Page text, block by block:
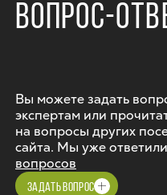
ВОПРОС-
Вы можете задать
экспертам или
на вопросы других
сайта. Мы уже
вопросов
ЗАДАТЬ ВОПРОС